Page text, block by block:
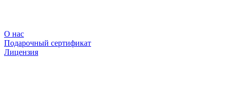
О нас
Подарочный сертификат
Лицензия